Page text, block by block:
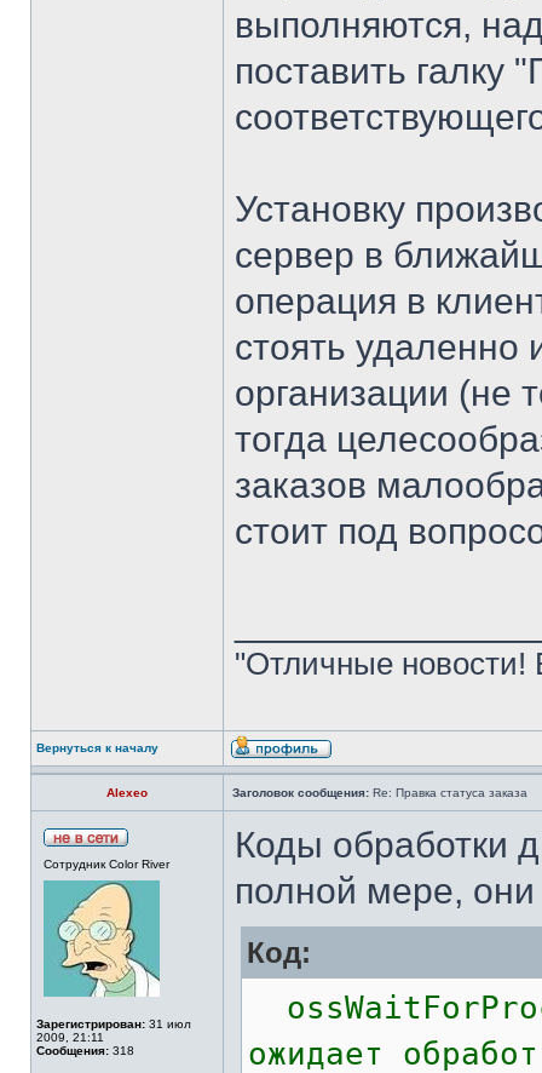
выполняются,
поставить галку
Установку
сервер в
операция в
стоять удаленно
организации (не
тогда
заказов
стоит под
"Отличные новости!
Вернуться к началу
Alexeo Заголовок сообщения: Re: Правка статуса заказа
Сотрудник Color River
Зарегистрирован: 31 июл
2009, 21:11
Сообщения: 318
Коды обработки
полной мере, они
Код:
ожидает